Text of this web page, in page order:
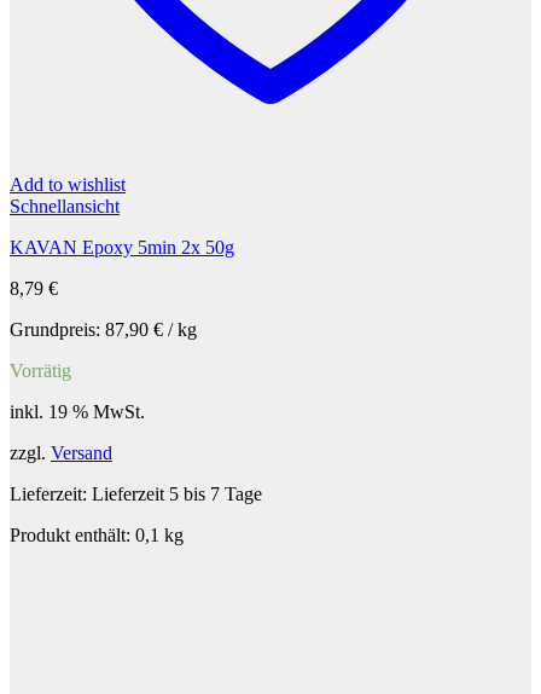
Add to wishlist
Schnellansicht
KAVAN Epoxy 5min 2x 50g
8,79 €
Grundpreis: 87,90 € /kg
Vorrätig
inkl. 19 % MwSt.
zzgl. Versand
Lieferzeit: Lieferzeit 5 bis 7 Tage
Produkt enthält: 0,1 kg